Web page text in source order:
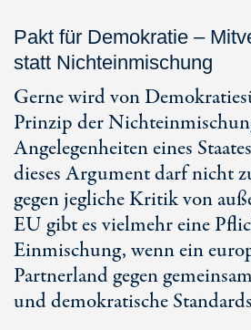
Pakt für Demokratie –
statt Nichteinmischung
Gerne wird von
Prinzip der
Angelegenheiten eines
dieses Argument darf nicht
gegen jegliche Kritik von
EU gibt es vielmehr eine
Einmischung, wenn ein
Partnerland gegen
und demokratische